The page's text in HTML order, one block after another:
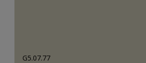
G5.07.77